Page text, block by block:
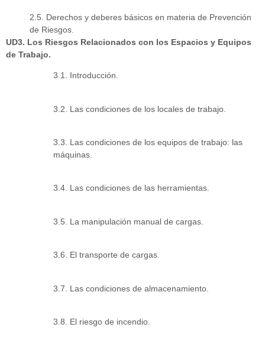
2.5. Derechos y deberes básicos en materia de Prevención
de Riesgos.
UD3. Los Riesgos Relacionados con los Espacios y Equipos
de Trabajo.
3.1. Introducción.
3.2. Las condiciones de los locales de trabajo.
3.3. Las condiciones de los equipos de trabajo: las
máquinas.
3.4. Las condiciones de las herramientas.
3.5. La manipulación manual de cargas.
3.6. El transporte de cargas.
3.7. Las condiciones de almacenamiento.
3.8. El riesgo de incendio.